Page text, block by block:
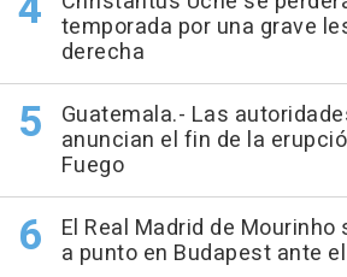
temporada por una grave
derecha
Guatemala.- Las
anuncian el fin de la
Fuego
El Real Madrid de
a punto en Budapest ante